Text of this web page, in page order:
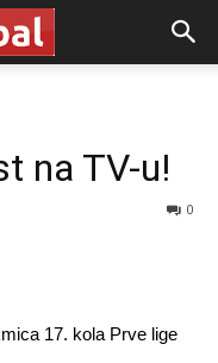
na TV-u!
0
17. kola Prve lige